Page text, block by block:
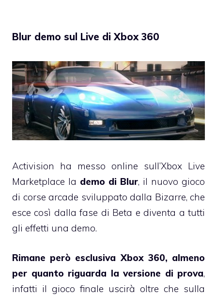
Blur demo sul Live di Xbox 360
Activision ha messo online sull’Xbox Live
Marketplace la demo di Blur, il nuovo gioco
di corse arcade sviluppato dalla Bizarre, che
esce così dalla fase di Beta e diventa a tutti
gli effetti una demo.
Rimane però esclusiva Xbox 360, almeno
per quanto riguarda la versione di prova,
infatti il gioco finale uscirà oltre che sulla